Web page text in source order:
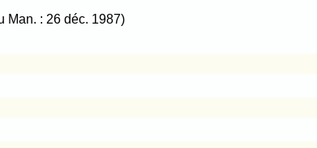
Man. : 26 déc. 1987)